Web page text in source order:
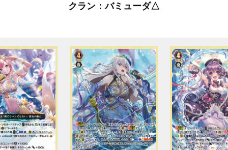
クラン：バミューダ△